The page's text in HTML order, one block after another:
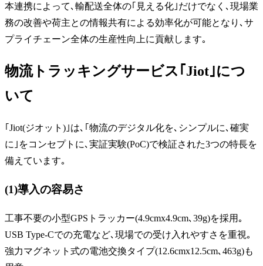
本連携によって､輸配送全体の｢見える化｣だけでなく､現場業
務の改善や荷主との情報共有による効率化が可能となり､サ
プライチェーン全体の生産性向上に貢献します｡
物流トラッキングサービス｢Jiot｣につ
いて
｢Jiot(ジオット)｣は､｢物流のデジタル化を､シンプルに､確実
に｣をコンセプトに､実証実験(PoC)で検証された3つの特長を
備えています｡
(1)導入の容易さ
工事不要の小型GPSトラッカー(4.9cmx4.9cm､39g)を採用｡
USB Type-Cでの充電など､現場での受け入れやすさを重視｡
強力マグネット式の電池交換タイプ(12.6cmx12.5cm､463g)も